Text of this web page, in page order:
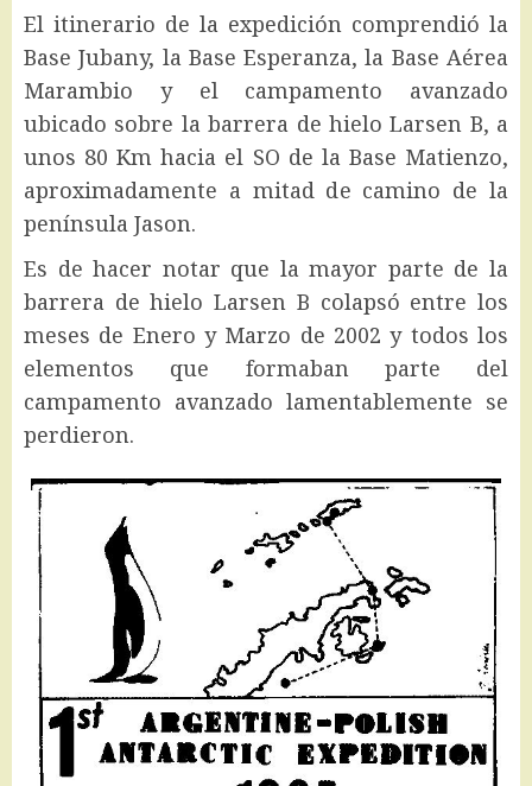
El itinerario de la expedición comprendió la
Base Jubany, la Base Esperanza, la Base Aérea
Marambio y el campamento avanzado
ubicado sobre la barrera de hielo Larsen B, a
unos 80 Km hacia el SO de la Base Matienzo,
aproximadamente a mitad de camino de la
península Jason.
Es de hacer notar que la mayor parte de la
barrera de hielo Larsen B colapsó entre los
meses de Enero y Marzo de 2002 y todos los
elementos que formaban parte del
campamento avanzado lamentablemente se
perdieron.